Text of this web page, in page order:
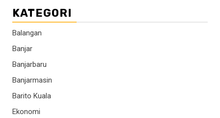
KATEGORI
Balangan
Banjar
Banjarbaru
Banjarmasin
Barito Kuala
Ekonomi